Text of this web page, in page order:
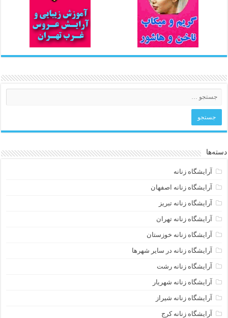
دسته‌ها
آرایشگاه زنانه
آرایشگاه زنانه اصفهان
آرایشگاه زنانه تبریز
آرایشگاه زنانه تهران
آرایشگاه زنانه خوزستان
آرایشگاه زنانه در سایر شهرها
آرایشگاه زنانه رشت
آرایشگاه زنانه شهریار
آرایشگاه زنانه شیراز
آرایشگاه زنانه کرج